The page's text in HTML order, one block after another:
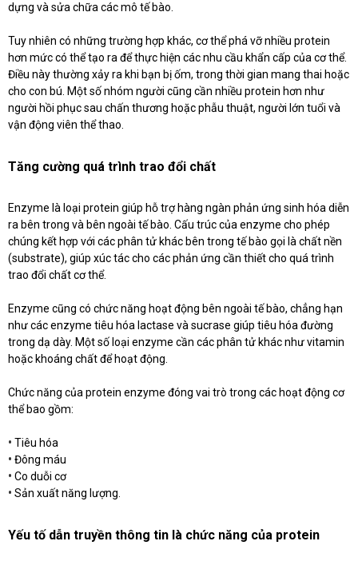
dựng và sửa chữa các mô tế bào.
Tuy nhiên có những trường hợp khác, cơ thể phá vỡ nhiều protein
hơn mức có thể tạo ra để thực hiện các nhu cầu khẩn cấp của cơ thể.
Điều này thường xảy ra khi bạn bị ốm, trong thời gian mang thai hoặc
cho con bú. Một số nhóm người cũng cần nhiều protein hơn như
người hồi phục sau chấn thương hoặc phẫu thuật, người lớn tuổi và
vận động viên thể thao.
Tăng cường quá trình trao đổi chất
Enzyme là loại protein giúp hỗ trợ hàng ngàn phản ứng sinh hóa diễn
ra bên trong và bên ngoài tế bào. Cấu trúc của enzyme cho phép
chúng kết hợp với các phân tử khác bên trong tế bào gọi là chất nền
(substrate), giúp xúc tác cho các phản ứng cần thiết cho quá trình
trao đổi chất cơ thể.
Enzyme cũng có chức năng hoạt động bên ngoài tế bào, chẳng hạn
như các enzyme tiêu hóa lactase và sucrase giúp tiêu hóa đường
trong dạ dày. Một số loại enzyme cần các phân tử khác như vitamin
hoặc khoáng chất để hoạt động.
Chức năng của protein enzyme đóng vai trò trong các hoạt động cơ
thể bao gồm:
• Tiêu hóa
• Đông máu
• Co duỗi cơ
• Sản xuất năng lượng.
Yếu tố dẫn truyền thông tin là chức năng của protein